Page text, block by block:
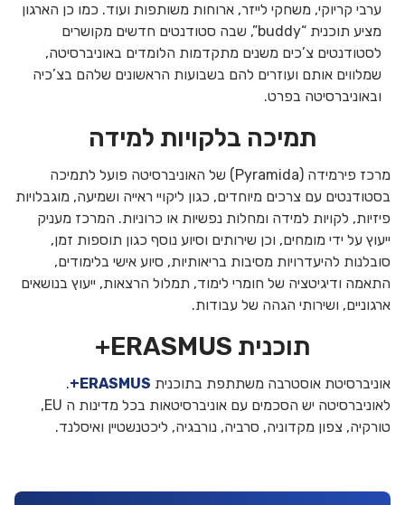
ערבי קריוקי, משחקי לייזר, ארוחות משותפות ועוד. כמו כן הארגון
מציע תוכנית “buddy”, שבה סטודנטים חדשים מקושרים
לסטודנטים צ’כים משנים מתקדמות הלומדים באוניברסיטה,
שמלווים אותם ועוזרים להם בשבועות הראשונים שלהם בצ’כיה
ובאוניברסיטה בפרט.
תמיכה בלקויות למידה
מרכז פירמידה (Pyramida) של האוניברסיטה פועל לתמיכה
בסטודנטים עם צרכים מיוחדים, כגון ליקויי ראייה ושמיעה, מוגבלויות
פיזיות, לקויות למידה ומחלות נפשיות או כרוניות. המרכז מעניק
ייעוץ על ידי מומחים, וכן שירותים וסיוע נוסף כגון תוספות זמן,
סובלנות להיעדרויות מסיבות בריאותיות, סיוע אישי בלימודים,
התאמה ודיגיטציה של חומרי לימוד, תמלול הרצאות, ייעוץ בנושאים
ארגוניים, ושירותי הגהה של עבודות.
תוכנית ERASMUS+
אוניברסיטת אוסטרבה משתתפת בתוכנית ERASMUS+
.
לאוניברסיטה יש הסכמים עם אוניברסיטאות בכל מדינות ה EU,
טורקיה, צפון מקדוניה, סרביה, נורבגיה, ליכטנשטיין ואיסלנד.